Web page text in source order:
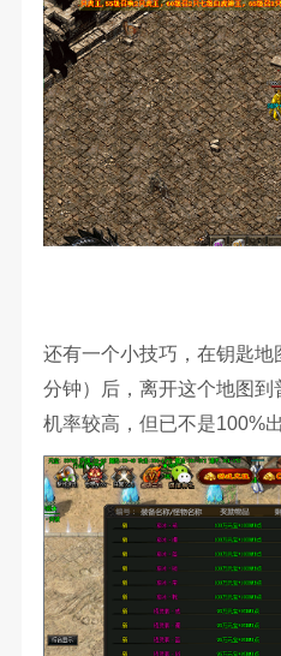
还有一个小技巧，在钥匙
分钟）后，离开这个地图
机率较高，但已不是100%出